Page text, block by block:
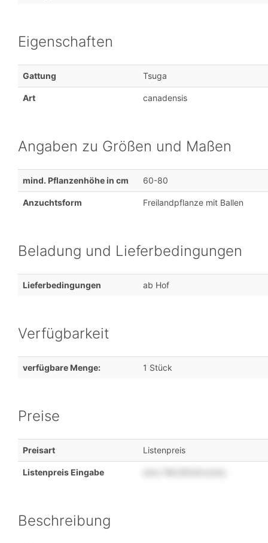
Eigenschaften
Gattung Tsuga
Art canadensis
Angaben zu Größen und Maßen
mind. Pflanzenhöhe in cm 60-80
Anzuchtsform Freilandpflanze mit Ballen
Beladung und Lieferbedingungen
Lieferbedingungen ab Hof
Verfügbarkeit
verfügbare Menge: 1 Stück
Preise
Preisart Listenpreis
Listenpreis Eingabe
Beschreibung